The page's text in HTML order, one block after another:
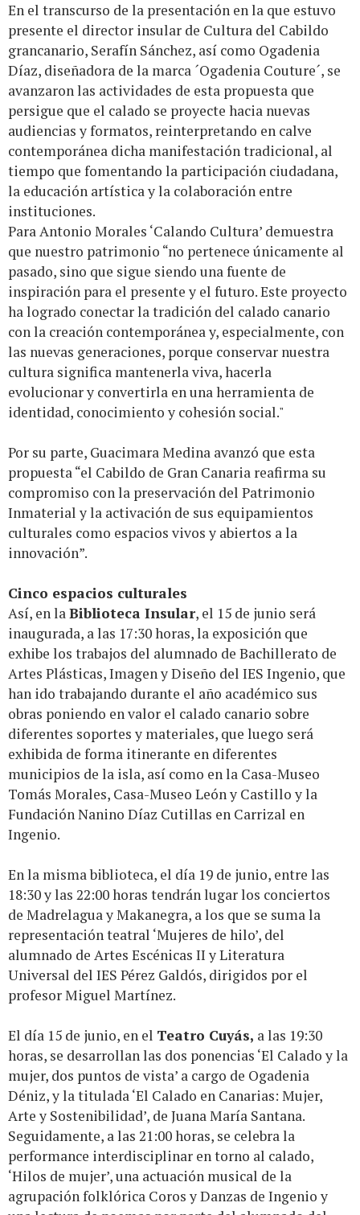
En el transcurso de la presentación en la que estuvo
presente el director insular de Cultura del Cabildo
grancanario, Serafín Sánchez, así como Ogadenia
Díaz, diseñadora de la marca ´Ogadenia Couture´, se
avanzaron las actividades de esta propuesta que
persigue que el calado se proyecte hacia nuevas
audiencias y formatos, reinterpretando en calve
contemporánea dicha manifestación tradicional, al
tiempo que fomentando la participación ciudadana,
la educación artística y la colaboración entre
instituciones.
Para Antonio Morales ‘Calando Cultura’ demuestra
que nuestro patrimonio “no pertenece únicamente al
pasado, sino que sigue siendo una fuente de
inspiración para el presente y el futuro. Este proyecto
ha logrado conectar la tradición del calado canario
con la creación contemporánea y, especialmente, con
las nuevas generaciones, porque conservar nuestra
cultura significa mantenerla viva, hacerla
evolucionar y convertirla en una herramienta de
identidad, conocimiento y cohesión social."
Por su parte, Guacimara Medina avanzó que esta
propuesta “el Cabildo de Gran Canaria reafirma su
compromiso con la preservación del Patrimonio
Inmaterial y la activación de sus equipamientos
culturales como espacios vivos y abiertos a la
innovación”.
Cinco espacios culturales
Así, en laBiblioteca Insular, el 15 de junio será
inaugurada, a las 17:30 horas, la exposición que
exhibe los trabajos del alumnado de Bachillerato de
Artes Plásticas, Imagen y Diseño del IES Ingenio, que
han ido trabajando durante el año académico sus
obras poniendo en valor el calado canario sobre
diferentes soportes y materiales, que luego será
exhibida de forma itinerante en diferentes
municipios de la isla, así como en la Casa-Museo
Tomás Morales, Casa-Museo León y Castillo y la
Fundación Nanino Díaz Cutillas en Carrizal en
Ingenio.
En la misma biblioteca, el día 19 de junio, entre las
18:30 y las 22:00 horas tendrán lugar los conciertos
de Madrelagua y Makanegra, a los que se suma la
representación teatral ‘Mujeres de hilo’, del
alumnado de Artes Escénicas II y Literatura
Universal del IES Pérez Galdós, dirigidos por el
profesor Miguel Martínez.
El día 15 de junio, en el Teatro Cuyás, a las 19:30
horas, se desarrollan las dos ponencias ‘El Calado y la
mujer, dos puntos de vista’ a cargo de Ogadenia
Déniz, y la titulada ‘El Calado en Canarias: Mujer,
Arte y Sostenibilidad’, de Juana María Santana.
Seguidamente, a las 21:00 horas, se celebra la
performance interdisciplinar en torno al calado,
‘Hilos de mujer’, una actuación musical de la
agrupación folklórica Coros y Danzas de Ingenio y